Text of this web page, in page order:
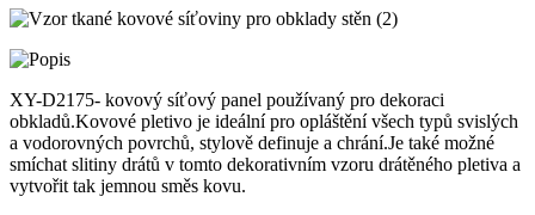
XY-D2175- kovový síťový panel používaný pro dekoraci
obkladů.Kovové pletivo je ideální pro opláštění všech typů svislých
a vodorovných povrchů, stylově definuje a chrání.Je také možné
smíchat slitiny drátů v tomto dekorativním vzoru drátěného pletiva a
vytvořit tak jemnou směs kovu.